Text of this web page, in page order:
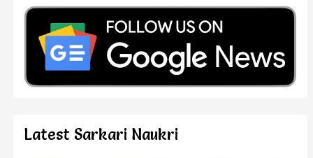
Latest Sarkari Naukri